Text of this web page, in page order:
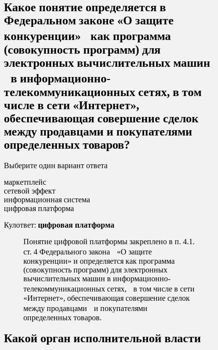
Какое понятие определяется в
Федеральном законе «О защите
конкуренции» как программа
(совокупность программ) для
электронных вычислительных машин
в информационно-
телекоммуникационных сетях, в том
числе в сети «Интернет»,
обеспечивающая совершение сделок
между продавцами и покупателями
определенных товаров?
Выберите один вариант ответа
маркетплейс
сетевой эффект
информационная система
цифровая платформа
Кулответ: цифровая платформа
Понятие цифровой платформы закреплено в п. 4.1.
ст. 4 Федерального закона «О защите
конкуренции» и определяется как программа
(совокупность программ) для электронных
вычислительных машин в информационно-
телекоммуникационных сетях, в том числе в сети
«Интернет», обеспечивающая совершение сделок
между продавцами и покупателями
определенных товаров.
Какой орган исполнительной власти